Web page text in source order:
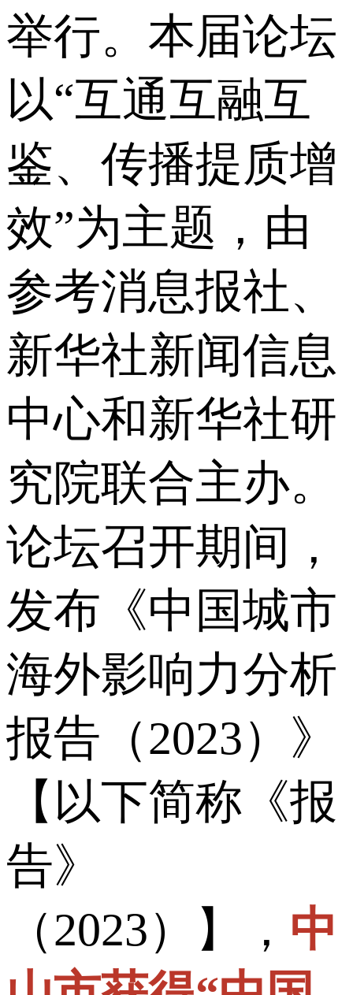
举行。本届论坛
以“互通互融互
鉴、传播提质增
效”为主题，由
参考消息报社、
新华社新闻信息
中心和新华社研
究院联合主办。
论坛召开期间，
发布《中国城市
海外影响力分析
报告（2023）》
【以下简称《报
告》
（2023）】， 中